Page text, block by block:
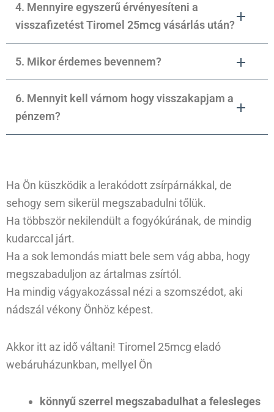
4. Mennyire egyszerű érvényesíteni a
visszafizetést Tiromel 25mcg vásárlás után?
5. Mikor érdemes bevennem?
6. Mennyit kell várnom hogy visszakapjam a
pénzem?
Ha Ön küszködik a lerakódott zsírpárnákkal, de
sehogy sem sikerül megszabadulni tőlük.
Ha többször nekilendült a fogyókúrának, de mindig
kudarccal járt.
Ha a sok lemondás miatt bele sem vág abba, hogy
megszabaduljon az ártalmas zsírtól.
Ha mindig vágyakozással nézi a szomszédot, aki
nádszál vékony Önhöz képest.
Akkor itt az idő váltani! Tiromel 25mcg eladó
webáruházunkban, mellyel Ön
könnyű szerrel megszabadulhat a felesleges